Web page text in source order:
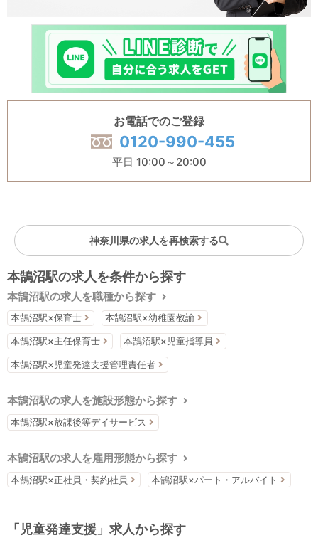
お電話でのご登録
0120-990-455
平日 10:00～20:00
神奈川県の求人を再検索する
本鵠沼駅の求人を条件から探す
本鵠沼駅の求人を職種から探す
本鵠沼駅×保育士 本鵠沼駅×幼稚園教諭
本鵠沼駅×主任保育士 本鵠沼駅×児童指導員
本鵠沼駅×児童発達支援管理責任者
本鵠沼駅の求人を施設形態から探す
本鵠沼駅×放課後等デイサービス
本鵠沼駅の求人を雇用形態から探す
本鵠沼駅×正社員・契約社員 本鵠沼駅×パート・アルバイト
「児童発達支援」求人から探す